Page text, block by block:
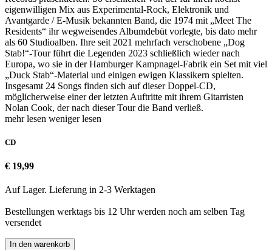
eigenwilligen Mix aus Experimental-Rock, Elektronik und
Avantgarde / E-Musik bekannten Band, die 1974 mit „Meet The
Residents“ ihr wegweisendes Albumdebüt vorlegte, bis dato mehr
als 60 Studioalben. Ihre seit 2021 mehrfach verschobene „Dog
Stab!“-Tour führt die Legenden 2023 schließlich wieder nach
Europa, wo sie in der Hamburger Kampnagel-Fabrik ein Set mit viel
„Duck Stab“-Material und einigen ewigen Klassikern spielten.
Insgesamt 24 Songs finden sich auf dieser Doppel-CD,
möglicherweise einer der letzten Auftritte mit ihrem Gitarristen
Nolan Cook, der nach dieser Tour die Band verließ.
mehr lesen weniger lesen
CD
€ 19,99
Auf Lager. Lieferung in 2-3 Werktagen
Bestellungen werktags bis 12 Uhr werden noch am selben Tag
versendet
In den warenkorb